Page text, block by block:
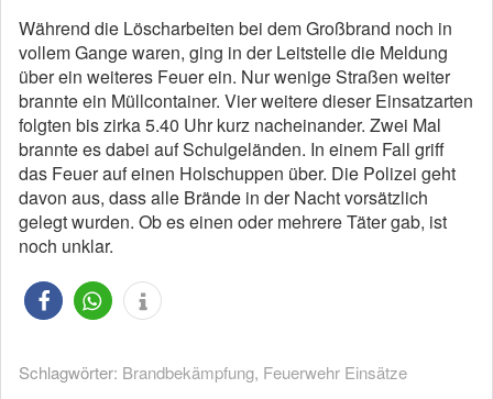
Während die Löscharbeiten bei dem Großbrand noch in
vollem Gange waren, ging in der Leitstelle die Meldung
über ein weiteres Feuer ein. Nur wenige Straßen weiter
brannte ein Müllcontainer. Vier weitere dieser Einsatzarten
folgten bis zirka 5.40 Uhr kurz nacheinander. Zwei Mal
brannte es dabei auf Schulgeländen. In einem Fall griff
das Feuer auf einen Holschuppen über. Die Polizei geht
davon aus, dass alle Brände in der Nacht vorsätzlich
gelegt wurden. Ob es einen oder mehrere Täter gab, ist
noch unklar.
Schlagwörter: Brandbekämpfung, Feuerwehr Einsätze